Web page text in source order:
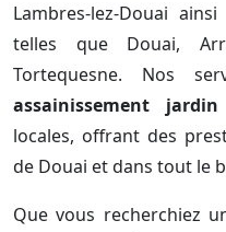
Lambres-lez-Douai
telles que Douai,
Tortequesne. Nos
assainissement jardin
locales, offrant des
de Douai et dans tout le
Que vous recherchiez